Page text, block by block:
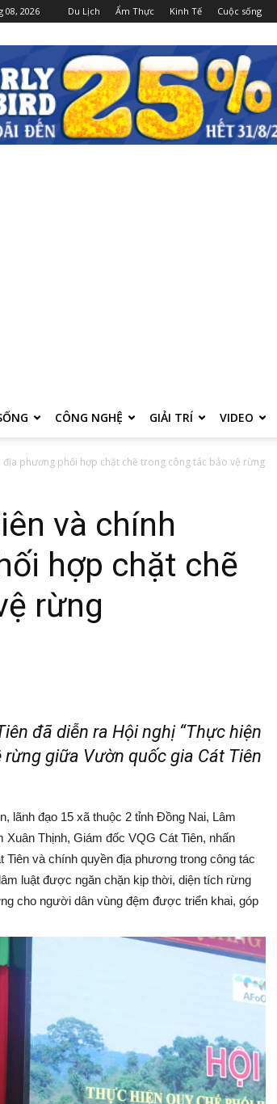
08, 2026 Du Lịch Ẩm Thực Kinh Tế Cuộc sống
Dulichgiaitri
CÔNG NGHỆ GIẢI TRÍ VIDEO
địa phương phối hợp chặt chẽ trong công tác bảo vệ rừng
và chính
hợp chặt chẽ
rừng
đã diễn ra Hội nghị “Thực hiện
giữa Vườn quốc gia Cát Tiên
lãnh đạo 15 xã thuộc 2 tỉnh Đồng Nai, Lâm
Thịnh, Giám đốc VQG Cát Tiên, nhấn
và chính quyền địa phương trong công tác
luật được ngăn chặn kịp thời, diện tích rừng
cho người dân vùng đệm được triển khai, góp